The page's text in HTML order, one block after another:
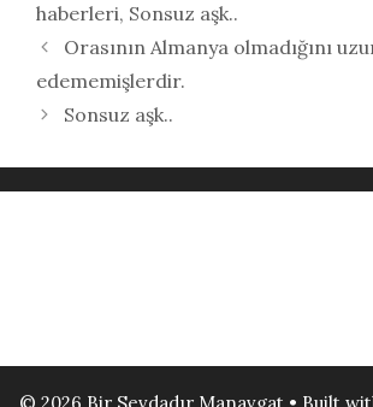
haberleri, Sonsuz aşk..
Orasının Almanya olmadığını
edememişlerdir.
Sonsuz aşk..